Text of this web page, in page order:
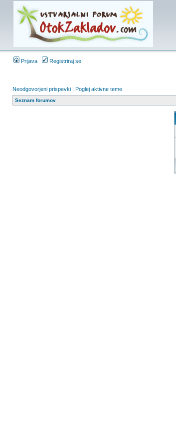
Prijava Registriraj se!
Neodgovorjeni prispevki | Poglej aktivne teme
Seznam forumov